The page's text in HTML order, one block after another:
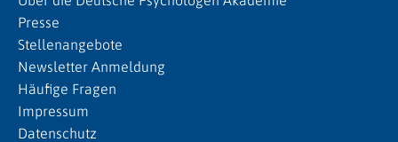
Presse
Stellenangebote
Newsletter Anmeldung
Häufige Fragen
Impressum
Datenschutz